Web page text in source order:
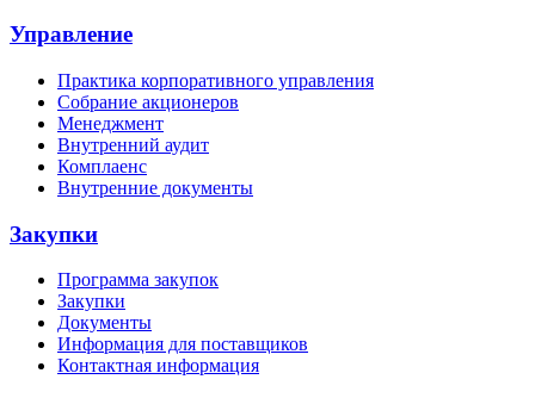
Управление
Практика корпоративного управления
Собрание акционеров
Менеджмент
Внутренний аудит
Комплаенс
Внутренние документы
Закупки
Программа закупок
Закупки
Документы
Информация для поставщиков
Контактная информация